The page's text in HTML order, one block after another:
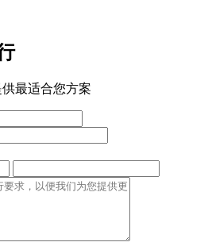
最适合您方案